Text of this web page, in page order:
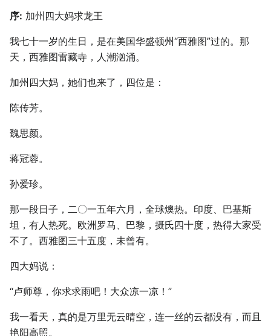
序: 加州四大妈求龙王
我七十一岁的生日，是在美国华盛顿州“西雅图”过的。那
天，西雅图雷藏寺，人潮汹涌。
加州四大妈，她们也来了，四位是：
陈传芳。
魏思颜。
蒋冠蓉。
孙爱珍。
那一段日子，二〇一五年六月，全球燠热。印度、巴基斯
坦，有人热死。欧洲罗马、巴黎，摄氏四十度，热得大家受
不了。西雅图三十五度，未曾有。
四大妈说：
“卢师尊，你求求雨吧！大众凉一凉！”
我一看天，真的是万里无云晴空，连一丝的云都没有，而且
艳阳高照。